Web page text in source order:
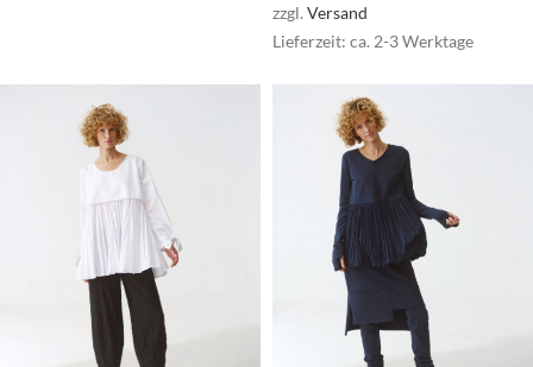
zzgl. Versand
Lieferzeit: ca. 2-3 Werktage